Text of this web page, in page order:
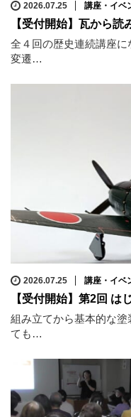
2026.07.25 講座・イベ
【受付開始】瓦から読
全４回の歴史連続講座に
変遷…
2026.07.25 講座・イベ
【受付開始】第2回 は
組み立てから基本的な
ても…